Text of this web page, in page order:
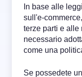
In base alle
sull'e-
terze parti e alle
necessario
come una
Se possedete